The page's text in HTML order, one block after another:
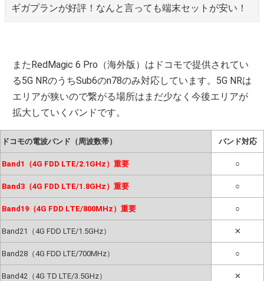
ギガプランが好評！なんと言っても端末セットが安い！
またRedMagic 6 Pro（海外版）はドコモで提供されてい
る5G NRのうちSub6のn78のみ対応しています。5G NRは
エリアが狭いので繋がる場所はまだ少なく今後エリアが
拡大していくバンドです。
ドコモの電波バンド（周波数帯） バンド対応
Band1（4G FDD LTE/2.1GHz）重要 ○
Band3（4G FDD LTE/1.8GHz）重要 ○
Band19（4G FDD LTE/800MHz）重要 ○
Band21（4G FDD LTE/1.5GHz） ✕
Band28（4G FDD LTE/700MHz） ○
Band42（4G TD LTE/3.5GHz） ✕